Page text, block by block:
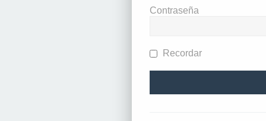
Contraseña
Recordar